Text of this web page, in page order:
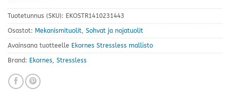
Tuotetunnus (SKU): EKOSTR1410231443
Osastot: Mekanismituolit, Sohvat ja nojatuolit
Avainsana tuotteelle Ekornes Stressless mallisto
Brand: Ekornes, Stressless